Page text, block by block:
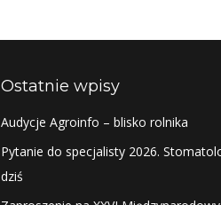
Ostatnie wpisy
Audycje Agroinfo – blisko rolnika
Pytanie do specjalisty 2026.
dziś